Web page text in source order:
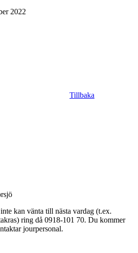
2022
Tillbaka
kan vänta till nästa vardag (t.ex.
) ring då 0918-101 70. Du kommer
jourpersonal.